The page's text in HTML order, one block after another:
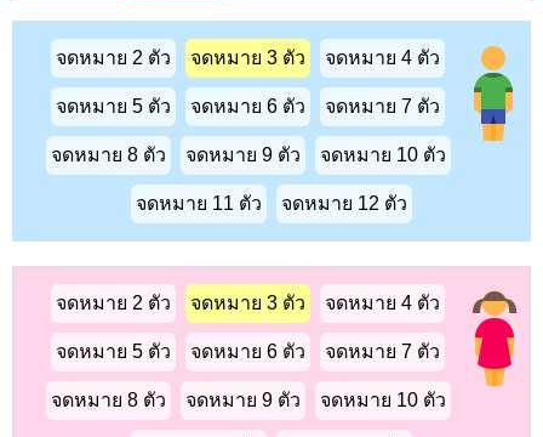
จดหมาย 2 ตัว จดหมาย 3 ตัว จดหมาย 4 ตัว
จดหมาย 5 ตัว จดหมาย 6 ตัว จดหมาย 7 ตัว
จดหมาย 8 ตัว จดหมาย 9 ตัว จดหมาย 10 ตัว
จดหมาย 11 ตัว จดหมาย 12 ตัว
จดหมาย 2 ตัว จดหมาย 3 ตัว จดหมาย 4 ตัว
จดหมาย 5 ตัว จดหมาย 6 ตัว จดหมาย 7 ตัว
จดหมาย 8 ตัว จดหมาย 9 ตัว จดหมาย 10 ตัว